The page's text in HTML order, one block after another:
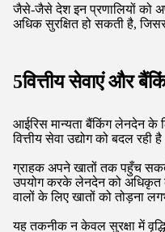
स्वास्थ्य सेवा में, रोगी की सटीक
आईरिस पहचान तकनीक यह
प्रदान करती है कि रोगियों को
यह नवाचार पारंपरिक पहचान
करता है और समग्र रोगी अनुभव
जैसे-जैसे अस्पताल और क्लीनिक